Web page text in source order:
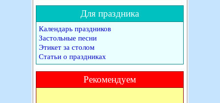
Для праздника
Календарь праздников
Застольные песни
Этикет за столом
Статьи о праздниках
Рекомендуем